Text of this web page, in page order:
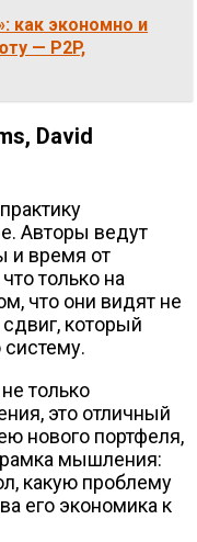
как экономно и
— P2P,
David
Авторы ведут
и время от
только на
что они видят не
который
только
это отличный
нового портфеля,
мышления:
какую проблему
его экономика к